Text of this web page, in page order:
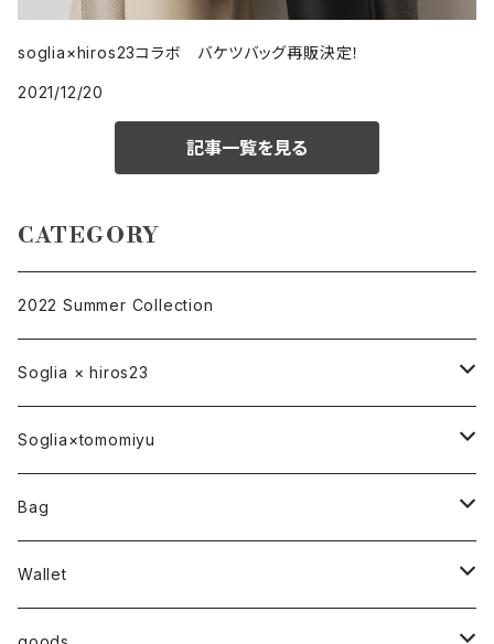
soglia×hiros23コラボ バケツバッグ再販決定！
2021/12/20
記事一覧を見る
CATEGORY
2022 Summer Collection
Soglia × hiros23
バッグ
ポーチ
ベルト
Soglia×tomomiyu
bag
Bag
ハンドバッグ
Wallet